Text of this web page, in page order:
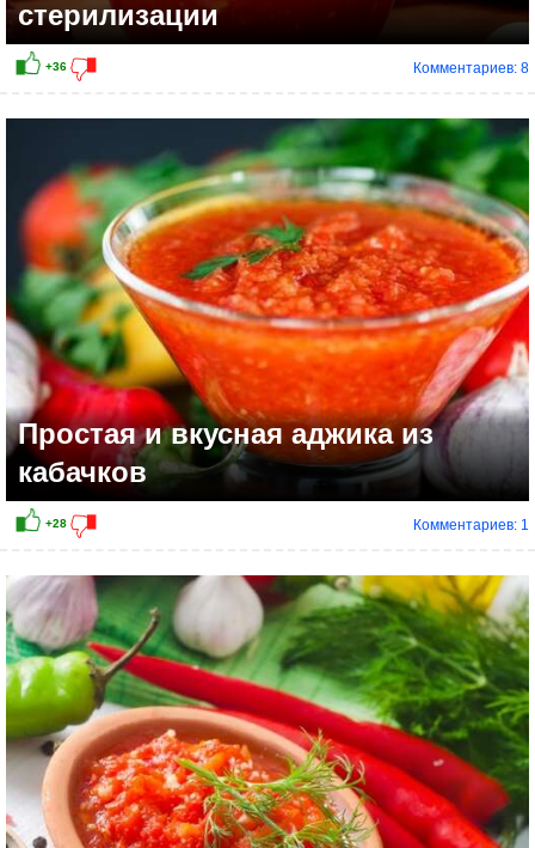
+13
стерилизации
Комментариев: 8
Простая и вкусная аджика из
кабачков
Комментариев: 1